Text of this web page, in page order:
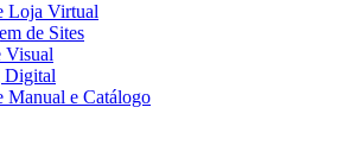
Loja Virtual
de Sites
Visual
Digital
Manual e Catálogo